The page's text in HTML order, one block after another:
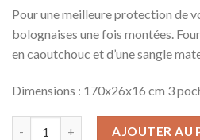
Pour une meilleure protection de
bolognaises une fois montées.
en caoutchouc et d’une sangle
Dimensions : 170x26x16 cm 3
AJOUTER AU